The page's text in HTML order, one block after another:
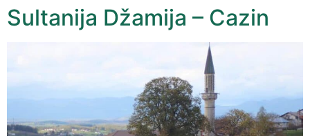
Sultanija Džamija – Cazin